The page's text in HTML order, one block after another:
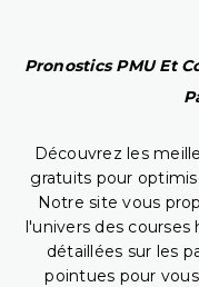
Pronostics PMU Et
Découvrez les
gratuits pour
Notre site vous
l'univers des
détaillées sur les
pointues pour